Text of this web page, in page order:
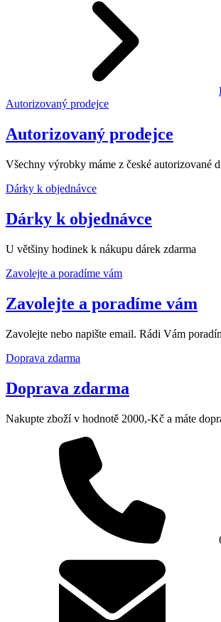
Autorizovaný prodejce
Autorizovaný prodejce
Všechny výrobky máme z české autorizované
Dárky k objednávce
Dárky k objednávce
U většiny hodinek k nákupu dárek zdarma
Zavolejte a poradíme vám
Zavolejte a poradíme vám
Zavolejte nebo napište email. Rádi Vám
Doprava zdarma
Doprava zdarma
Nakupte zboží v hodnotě 2000,-Kč a máte